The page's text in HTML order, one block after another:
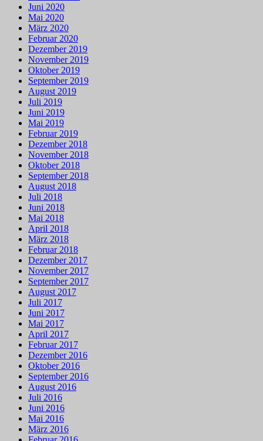
Juni 2020
Mai 2020
März 2020
Februar 2020
Dezember 2019
November 2019
Oktober 2019
September 2019
August 2019
Juli 2019
Juni 2019
Mai 2019
Februar 2019
Dezember 2018
November 2018
Oktober 2018
September 2018
August 2018
Juli 2018
Juni 2018
Mai 2018
April 2018
März 2018
Februar 2018
Dezember 2017
November 2017
September 2017
August 2017
Juli 2017
Juni 2017
Mai 2017
April 2017
Februar 2017
Dezember 2016
Oktober 2016
September 2016
August 2016
Juli 2016
Juni 2016
Mai 2016
März 2016